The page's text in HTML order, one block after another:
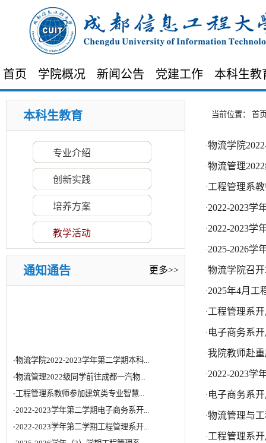
首页 学院概况 新闻公告 党建工作 本科生
本科生教育
专业介绍
创新实践
培养方案
教学活动
通知通告 更多>>
物流学院2022-2023学年第二学期本科...
物流管理2022级同学前往成都一汽物...
工程管理系教师参加建筑类专业智慧...
2022-2023学年第二学期电子商务系开...
2022-2023学年第二学期工程管理系开...
2025-2026学年（2）学期工程管理系...
当前位置： 首
·物流学院
·物流管理
·工程管理系
·2022-2023学
·2022-2023学
·2025-2026学
·物流学院召
·2025年4月工
·工程管理系
· 电子商务系
·我院教师赴
·2022-2023学
· 电子商务系
·物流管理与
·工程管理系